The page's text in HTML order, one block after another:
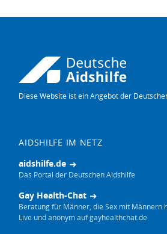
Diese Website ist ein Angebot der
AIDSHILFE IM NETZ
aidshilfe.de
Das Portal der Deutschen Aidshilfe
Gay Health-Chat
Beratung für Männer, die Sex mit Männern
Live und anonym auf gayhealthchat.de